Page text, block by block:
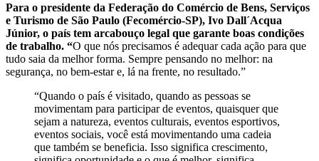
Para o presidente da Federação do Comércio de Bens, Serviços
e Turismo de São Paulo (Fecomércio-SP), Ivo Dall´Acqua
Júnior, o país tem arcabouço legal que garante boas condições
de trabalho. “O que nós precisamos é adequar cada ação para que
tudo saia da melhor forma. Sempre pensando no melhor: na
segurança, no bem-estar e, lá na frente, no resultado.”
“Quando o país é visitado, quando as pessoas se
movimentam para participar de eventos, quaisquer que
sejam a natureza, eventos culturais, eventos esportivos,
eventos sociais, você está movimentando uma cadeia
que também se beneficia. Isso significa crescimento,